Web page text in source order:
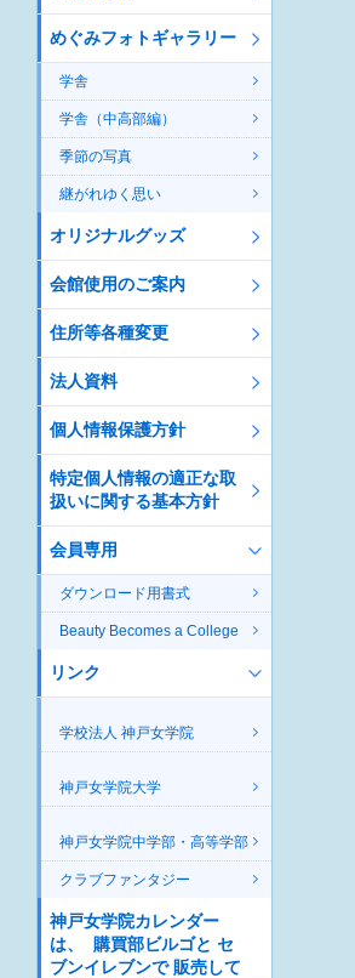
めぐみフォトギャラリー
学舎
学舎（中高部編）
季節の写真
継がれゆく思い
オリジナルグッズ
会館使用のご案内
住所等各種変更
法人資料
個人情報保護方針
特定個人情報の適正な取
扱いに関する基本方針
会員専用
ダウンロード用書式
Beauty Becomes a College
リンク
学校法人 神戸女学院
神戸女学院大学
神戸女学院中学部・高等学部
クラブファンタジー
神戸女学院カレンダー
は、 購買部ビルゴと セ
ブンイレブンで 販売して